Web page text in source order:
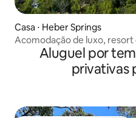
Casa ⋅ Heber Springs
Acomodação de luxo,
Aluguel por
privativas